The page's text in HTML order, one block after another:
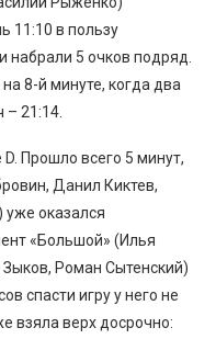
11:10 в пользу
набрали 5 очков подряд.
8-й минуте, когда два
21:14.
Прошло всего 5 минут,
Данил Киктев,
уже оказался
«Большой» (Илья
Роман Сытенский)
спасти игру у него не
взяла верх досрочно: